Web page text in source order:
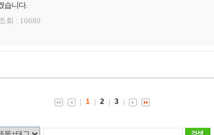
습니다.
회 : 10680
1 2 3